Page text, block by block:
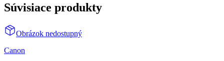
Súvisiace produkty
Obrázok nedostupný
Canon